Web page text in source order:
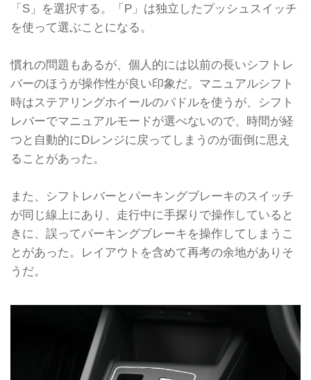
「S」を選択する。「P」は独立したプッシュスイッチ
を使って選ぶことになる。
慣れの問題もあるが、個人的には以前の長いシフトレ
バーのほうが操作性が良い印象だ。マニュアルシフト
時はステアリングホイールのパドルを使うが、シフト
レバーでマニュアルモードが選べないので、時間が経
つと自動的にDレンジに戻ってしまうのが面倒に思え
ることがあった。
また、シフトレバーとパーキングブレーキのスイッチ
が同じ線上にあり、走行中に手探りで操作していると
きに、誤ってパーキングブレーキを操作してしまうこ
とがあった。レイアウトを含めて再考の余地がありそ
うだ。